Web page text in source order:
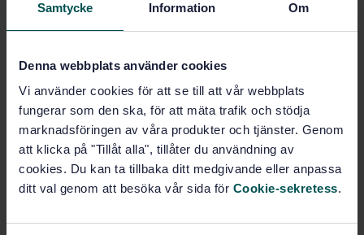
Samtycke Information Om
Denna webbplats använder cookies
Vi använder cookies för att se till att vår webbplats
fungerar som den ska, för att mäta trafik och stödja
marknadsföringen av våra produkter och tjänster. Genom
att klicka på "Tillåt alla", tillåter du användning av
cookies. Du kan ta tillbaka ditt medgivande eller anpassa
ditt val genom att besöka vår sida för Cookie-sekretess.
leveransformer (ISO 9453:2006)
Pris:943 SEK
PDF
Lägg i varukorgen
Fler alternativ
Produktinformation